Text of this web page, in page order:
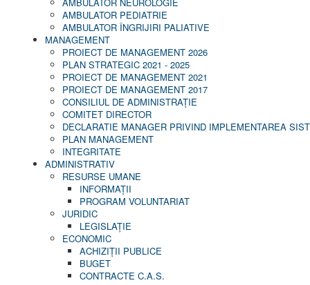
AMBULATOR PEDIATRIE
AMBULATOR ÎNGRIJIRI PALIATIVE
MANAGEMENT
PROIECT DE MANAGEMENT 2026
PLAN STRATEGIC 2021 - 2025
PROIECT DE MANAGEMENT 2021
PROIECT DE MANAGEMENT 2017
CONSILIUL DE ADMINISTRAŢIE
COMITET DIRECTOR
DECLARATIE MANAGER PRIVIND IMPLEMENTAREA
PLAN MANAGEMENT
INTEGRITATE
ADMINISTRATIV
RESURSE UMANE
INFORMAŢII
PROGRAM VOLUNTARIAT
JURIDIC
LEGISLAȚIE
ECONOMIC
ACHIZIŢII PUBLICE
BUGET
CONTRACTE C.A.S.